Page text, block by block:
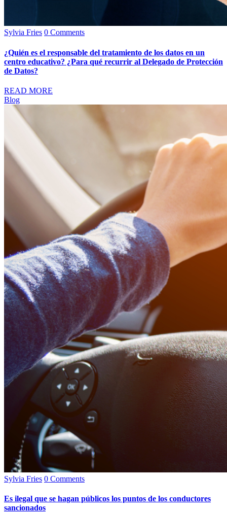
Sylvia Fries 0 Comments
¿Quién es el responsable del tratamiento de los datos en un
centro educativo? ¿Para qué recurrir al Delegado de Protección
de Datos?
READ MORE
Blog
Sylvia Fries 0 Comments
Es ilegal que se hagan públicos los puntos de los conductores
sancionados